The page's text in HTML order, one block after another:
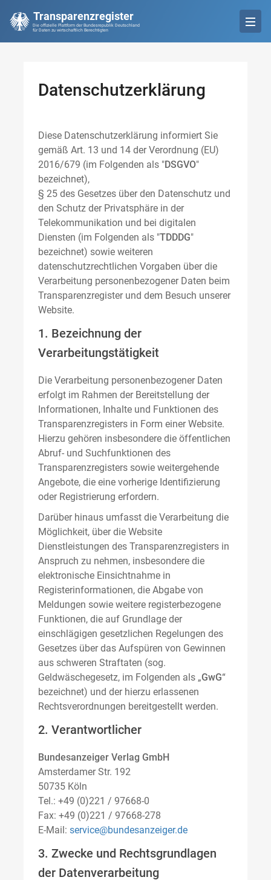
Transparenzregister
Die offizielle Plattform der Bundesrepublik Deutschland
für Daten zu wirtschaftlich Berechtigten
Datenschutzerklärung
Diese Datenschutzerklärung informiert Sie
gemäß Art. 13 und 14 der Verordnung (EU)
2016/679 (im Folgenden als "DSGVO"
bezeichnet),
§ 25 des Gesetzes über den Datenschutz und
den Schutz der Privatsphäre in der
Telekommunikation und bei digitalen
Diensten (im Folgenden als "TDDDG"
bezeichnet) sowie weiteren
datenschutzrechtlichen Vorgaben über die
Verarbeitung personenbezogener Daten beim
Transparenzregister und dem Besuch unserer
Website.
1. Bezeichnung der
Verarbeitungstätigkeit
Die Verarbeitung personenbezogener Daten
erfolgt im Rahmen der Bereitstellung der
Informationen, Inhalte und Funktionen des
Transparenzregisters in Form einer Website.
Hierzu gehören insbesondere die öffentlichen
Abruf- und Suchfunktionen des
Transparenzregisters sowie weitergehende
Angebote, die eine vorherige Identifizierung
oder Registrierung erfordern.
Darüber hinaus umfasst die Verarbeitung die
Möglichkeit, über die Website
Dienstleistungen des Transparenzregisters in
Anspruch zu nehmen, insbesondere die
elektronische Einsichtnahme in
Registerinformationen, die Abgabe von
Meldungen sowie weitere registerbezogene
Funktionen, die auf Grundlage der
einschlägigen gesetzlichen Regelungen des
Gesetzes über das Aufspüren von Gewinnen
aus schweren Straftaten (sog.
Geldwäschegesetz, im Folgenden als „GwG“
bezeichnet) und der hierzu erlassenen
Rechtsverordnungen bereitgestellt werden.
2. Verantwortlicher
Bundesanzeiger Verlag GmbH
Amsterdamer Str. 192
50735 Köln
Tel.: +49 (0)221 / 97668-0
Fax: +49 (0)221 / 97668-278
E-Mail: service@bundesanzeiger.de
3. Zwecke und Rechtsgrundlagen
der Datenverarbeitung